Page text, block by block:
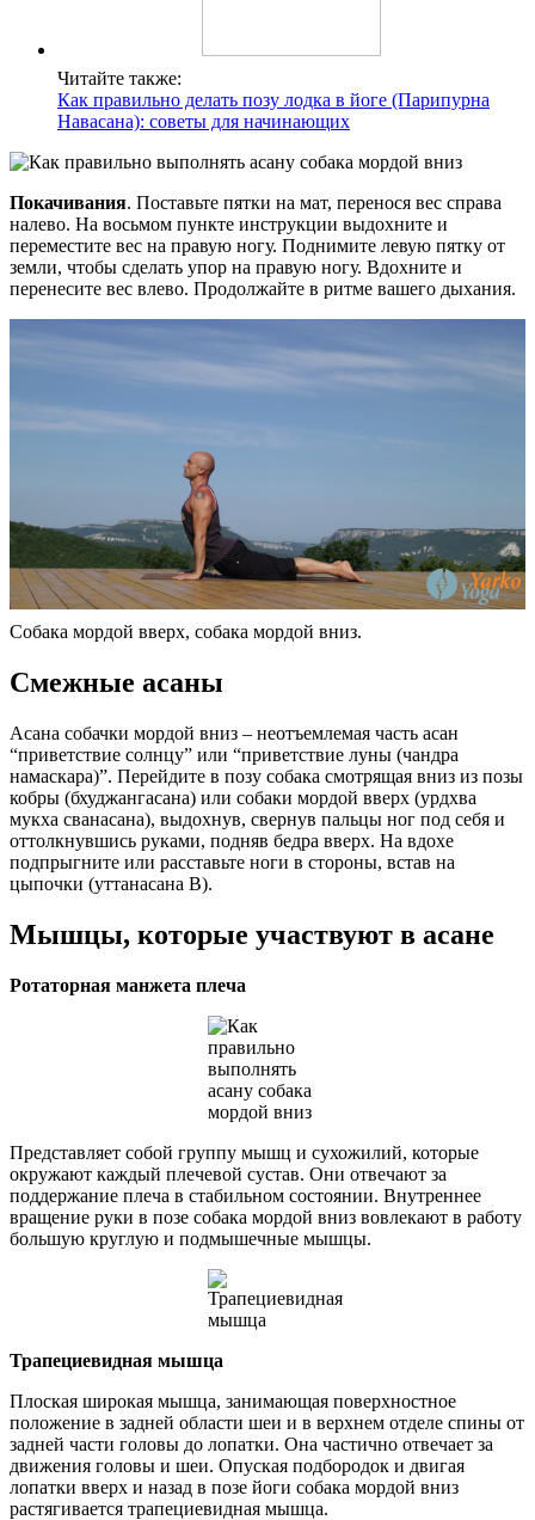
Читайте также:
Как правильно делать позу лодка в йоге (Парипурна
Навасана): советы для начинающих
Покачивания. Поставьте пятки на мат, перенося вес справа
налево. На восьмом пункте инструкции выдохните и
переместите вес на правую ногу. Поднимите левую пятку от
земли, чтобы сделать упор на правую ногу. Вдохните и
перенесите вес влево. Продолжайте в ритме вашего дыхания.
Собака мордой вверх, собака мордой вниз.
Смежные асаны
Асана собачки мордой вниз – неотъемлемая часть асан
“приветствие солнцу” или “приветствие луны (чандра
намаскара)”. Перейдите в позу собака смотрящая вниз из позы
кобры (бхуджангасана) или собаки мордой вверх (урдхва
мукха сванасана), выдохнув, свернув пальцы ног под себя и
оттолкнувшись руками, подняв бедра вверх. На вдохе
подпрыгните или расставьте ноги в стороны, встав на
цыпочки (уттанасана B).
Мышцы, которые участвуют в асане
Ротаторная манжета плеча
Представляет собой группу мышц и сухожилий, которые
окружают каждый плечевой сустав. Они отвечают за
поддержание плеча в стабильном состоянии. Внутреннее
вращение руки в позе собака мордой вниз вовлекают в работу
большую круглую и подмышечные мышцы.
Трапециевидная мышца
Плоская широкая мышца, занимающая поверхностное
положение в задней области шеи и в верхнем отделе спины от
задней части головы до лопатки. Она частично отвечает за
движения головы и шеи. Опуская подбородок и двигая
лопатки вверх и назад в позе йоги собака мордой вниз
растягивается трапециевидная мышца.